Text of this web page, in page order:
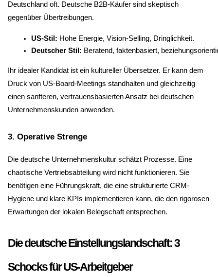
Deutschland oft. Deutsche B2B-Käufer sind skeptisch
gegenüber Übertreibungen.
US-Stil: Hohe Energie, Vision-Selling, Dringlichkeit.
Deutscher Stil: Beratend, faktenbasiert,
Ihr idealer Kandidat ist ein kultureller Übersetzer. Er kann dem
Druck von US-Board-Meetings standhalten und gleichzeitig
einen sanfteren, vertrauensbasierten Ansatz bei deutschen
Unternehmenskunden anwenden.
3. Operative Strenge
Die deutsche Unternehmenskultur schätzt Prozesse. Eine
chaotische Vertriebsabteilung wird nicht funktionieren. Sie
benötigen eine Führungskraft, die eine strukturierte CRM-
Hygiene und klare KPIs implementieren kann, die den rigorosen
Erwartungen der lokalen Belegschaft entsprechen.
Die deutsche Einstellungslandschaft: 3
Schocks für US-Arbeitgeber